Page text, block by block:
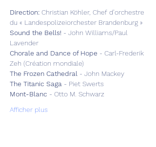
Direction: Christian Köhler, Chef d’orchestre
du « Landespolizeiorchester Brandenburg »
Sound the Bells! - John Williams/Paul
Lavender
Chorale and Dance of Hope - Carl-Frederik
Zeh (Création mondiale)
The Frozen Cathedral - John Mackey
The Titanic Saga - Piet Swerts
Mont-Blanc - Otto M. Schwarz
Afficher plus